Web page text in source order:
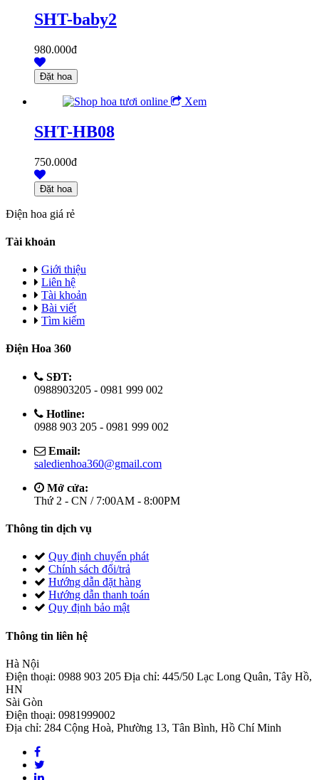
SHT-baby2
980.000đ
Xem
SHT-HB08
750.000đ
Điện hoa giá rẻ
Tài khoản
Giới thiệu
Liên hệ
Tài khoản
Bài viết
Tìm kiếm
Điện Hoa 360
SĐT:
0988903205 - 0981 999 002
Hotline:
0988 903 205 - 0981 999 002
Email:
saledienhoa360@gmail.com
Mở cửa:
Thứ 2 - CN / 7:00AM - 8:00PM
Thông tin dịch vụ
Quy định chuyển phát
Chính sách đổi/trả
Hướng dẫn đặt hàng
Hướng dẫn thanh toán
Quy định bảo mật
Thông tin liên hệ
Hà Nội
Điện thoại: 0988 903 205 Địa chỉ: 445/50 Lạc Long Quân, Tây Hồ,
HN
Sài Gòn
Điện thoại: 0981999002
Địa chỉ: 284 Cộng Hoà, Phường 13, Tân Bình, Hồ Chí Minh